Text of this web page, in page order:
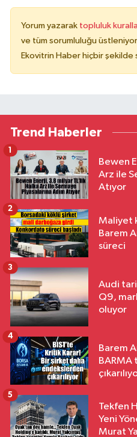
Yorum yazarak topluluk
ve tüm sorumluluğu
Ekovitrin Haber hiçbir şekilde
Trend Haberler
Bewen
Arz ile
Atıyor
1
Maliyet
Barem
süreci
2
Audi
Q9,
oluyor
3
Barem
BARMA
4
Tekfen
Yeni
Murat
5